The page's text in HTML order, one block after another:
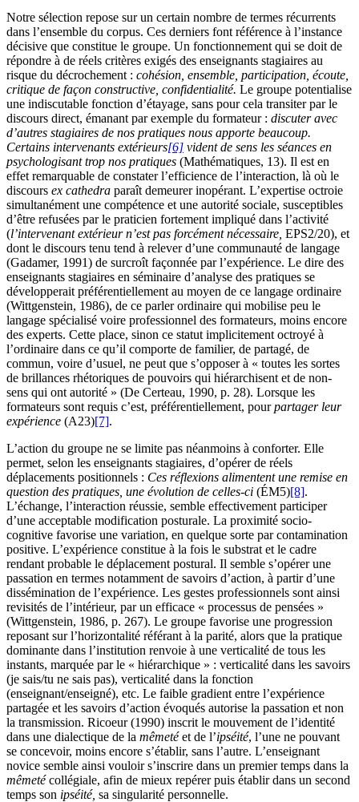
Notre sélection repose sur un certain nombre de termes récurrents
dans l’ensemble du corpus. Ces derniers font référence à l’instance
décisive que constitue le groupe. Un fonctionnement qui se doit de
répondre à de réels critères exigés des enseignants stagiaires au
risque du décrochement : cohésion, ensemble, participation, écoute,
critique de façon constructive, confidentialité. Le groupe potentialise
une indiscutable fonction d’étayage, sans pour cela transiter par le
discours direct, émanant par exemple du formateur : discuter avec
d’autres stagiaires de nos pratiques nous apporte beaucoup.
Certains intervenants extérieurs[6] vident de sens les séances en
psychologisant trop nos pratiques (Mathématiques, 13). Il est en
effet remarquable de constater l’efficience de l’interaction, là où le
discours ex cathedra paraît demeurer inopérant. L’expertise octroie
simultanément une compétence et une autorité sociale, susceptibles
d’être refusées par le praticien fortement impliqué dans l’activité
(l’intervenant extérieur n’est pas forcément nécessaire, EPS2/20), et
dont le discours tenu tend à relever d’une communauté de langage
(Gadamer, 1991) de surcroît façonnée par l’expérience. Le dire des
enseignants stagiaires en séminaire d’analyse des pratiques se
développerait préférentiellement au moyen de ce langage ordinaire
(Wittgenstein, 1986), de ce parler ordinaire qui mobilise peu le
langage spécialisé voire professionnel des formateurs, moins encore
des experts. Cette place, sinon ce statut implicitement octroyé à
l’ordinaire dans ce qu’il comporte de familier, de partagé, de
commun, voire d’usuel, ne peut que s’opposer à « toutes les sortes
de brillances rhétoriques de pouvoirs qui hiérarchisent et de non-
sens qui ont autorité » (De Certeau, 1990, p. 28). Lorsque les
formateurs sont requis c’est, préférentiellement, pourpartager leur
expérience (A23)[7].
L’action du groupe ne se limite pas néanmoins à conforter. Elle
permet, selon les enseignants stagiaires, d’opérer de réels
déplacements positionnels : Ces réflexions alimentent une remise en
question des pratiques, une évolution de celles-ci (ÉM5)[8].
L’échange, l’interaction réussie, semble effectivement participer
d’une acceptable modification posturale. La proximité socio-
cognitive favorise une variation, en quelque sorte par contamination
positive. L’expérience constitue à la fois le substrat et le cadre
rendant probable le déplacement postural. Il semble s’opérer une
passation en termes notamment de savoirs d’action, à partir d’une
dissémination de l’expérience. Les gestes professionnels sont ainsi
revisités de l’intérieur, par un efficace « processus de pensées »
(Wittgenstein, 1986, p. 267). Le groupe favorise une progression
reposant sur l’horizontalité référant à la parité, alors que la pratique
dominante dans l’institution renvoie à une verticalité de tous les
instants, marquée par le « hiérarchique » : verticalité dans les savoirs
(je sais/tu ne sais pas), verticalité dans la fonction
(enseignant/enseigné), etc. Le faible gradient entre l’expérience
partagée et les savoirs d’action évoqués autorise la passation et non
la transmission. Ricoeur (1990) inscrit le mouvement de l’identité
dans une dialectique de la mêmetéet de l’ipséité, l’une ne pouvant
se concevoir, moins encore s’établir, sans l’autre. L’enseignant
novice semble ainsi vouloir s’inscrire dans un premier temps dans la
mêmetécollégiale, afin de mieux repérer puis établir dans un second
temps son ipséité, sa singularité personnelle.